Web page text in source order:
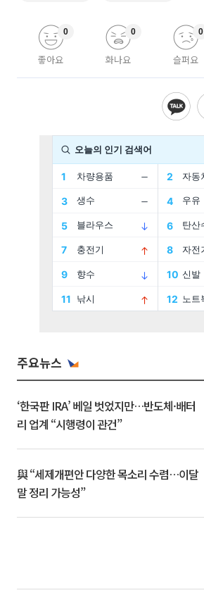
좋아요
0
화나요
0
슬퍼요
0
주요뉴스
‘한국판 IRA’ 베일 벗었지만…반도체·배터
리 업계 “시행령이 관건”
與 “세제개편안 다양한 목소리 수렴…이달
말 정리 가능성”